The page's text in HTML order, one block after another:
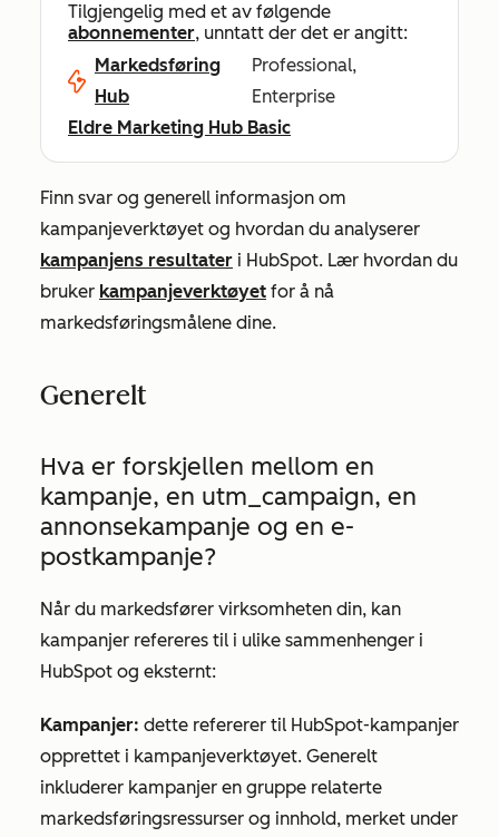
Tilgjengelig med et av følgende
abonnementer, unntatt der det er angitt:
Markedsføring
Hub
Professional,
Enterprise
Eldre Marketing Hub Basic
Finn svar og generell informasjon om
kampanjeverktøyet og hvordan du analyserer
kampanjens resultater i HubSpot. Lær hvordan du
bruker kampanjeverktøyet for å nå
markedsføringsmålene dine.
Generelt
Hva er forskjellen mellom en
kampanje, en utm_campaign, en
annonsekampanje og en e-
postkampanje?
Når du markedsfører virksomheten din, kan
kampanjer refereres til i ulike sammenhenger i
HubSpot og eksternt:
Kampanjer: dette refererer til HubSpot-kampanjer
opprettet i kampanjeverktøyet. Generelt
inkluderer kampanjer en gruppe relaterte
markedsføringsressurser og innhold, merket under